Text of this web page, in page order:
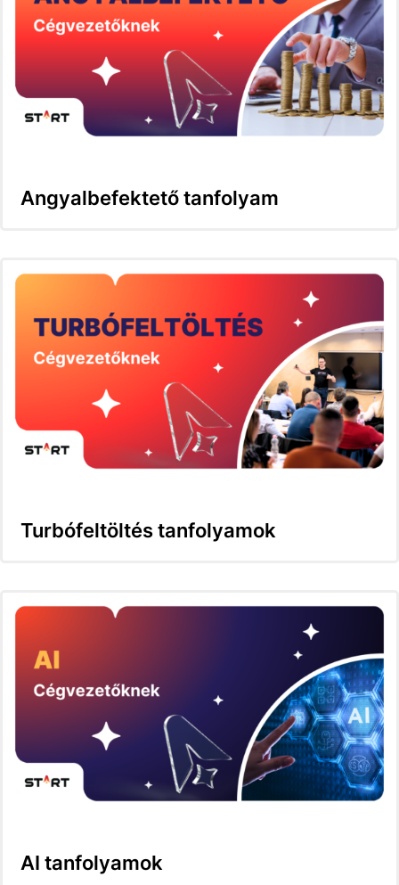
Angyalbefektető tanfolyam
Turbófeltöltés tanfolyamok
AI tanfolyamok